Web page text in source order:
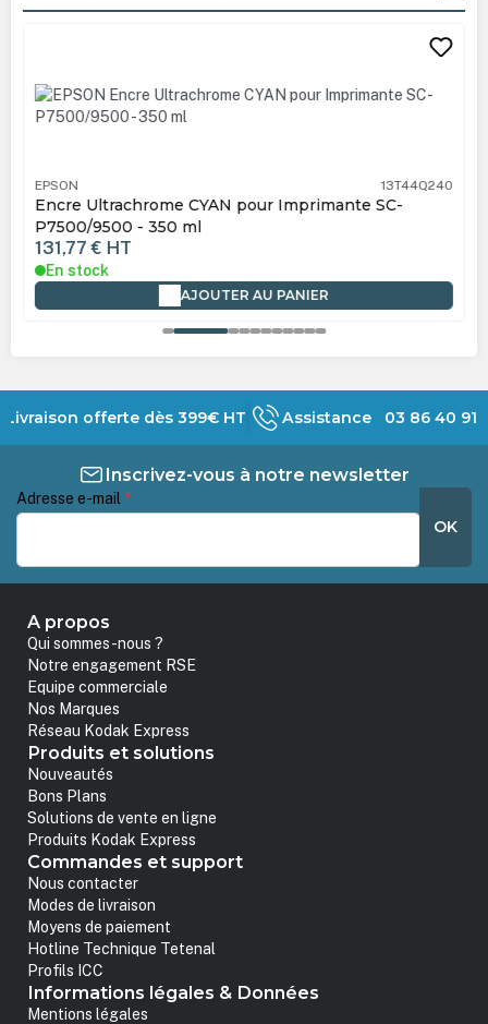
EPSON 13T44Q240
Encre Ultrachrome CYAN pour Imprimante SC-
P7500/9500 - 350 ml
131,77 € HT
En stock
AJOUTER AU PANIER
Livraison offerte dès 399€ HT Assistance 03 86 40 91
Inscrivez-vous à notre newsletter
Adresse e-mail *
OK
A propos
Qui sommes-nous ?
Notre engagement RSE
Equipe commerciale
Nos Marques
Réseau Kodak Express
Produits et solutions
Nouveautés
Bons Plans
Solutions de vente en ligne
Produits Kodak Express
Commandes et support
Nous contacter
Modes de livraison
Moyens de paiement
Hotline Technique Tetenal
Profils ICC
Informations légales & Données
Mentions légales